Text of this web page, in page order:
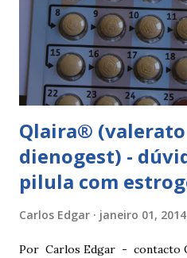
Qlaira®
dienogest) -
pilula com
Carlos Edgar janeiro 01, 2014
Por Carlos Edgar - contacto